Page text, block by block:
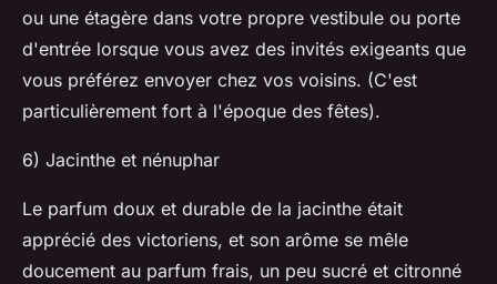
ou une étagère dans votre propre vestibule ou porte
d'entrée lorsque vous avez des invités exigeants que
vous préférez envoyer chez vos voisins. (C'est
particulièrement fort à l'époque des fêtes).
6) Jacinthe et nénuphar
Le parfum doux et durable de la jacinthe était
apprécié des victoriens, et son arôme se mêle
doucement au parfum frais, un peu sucré et citronné